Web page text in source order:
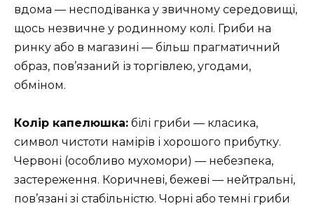
вдома — несподіванка у звичному середовищі,
щось незвичне у родинному колі. Гриби на
ринку або в магазині — більш прагматичний
образ, пов’язаний із торгівлею, угодами,
обміном.
Колір капелюшка: білі гриби — класика,
символ чистоти намірів і хорошого прибутку.
Червоні (особливо мухомори) — небезпека,
застереження. Коричневі, бежеві — нейтральні,
пов’язані зі стабільністю. Чорні або темні гриби